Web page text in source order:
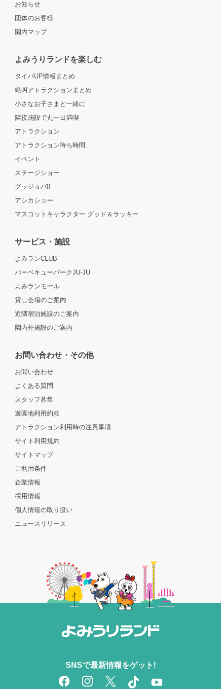
お知らせ
団体のお客様
園内マップ
よみうりランドを楽しむ
タイパUP情報まとめ
絶叫アトラクションまとめ
小さなお子さまと一緒に
隣接施設で丸一日満喫
アトラクション
アトラクション待ち時間
イベント
ステージショー
グッジョバ!!
アシカショー
マスコットキャラクター グッド＆ラッキー
サービス・施設
よみランCLUB
バーベキューパークJU-JU
よみランモール
貸し会場のご案内
近隣宿泊施設のご案内
園内外施設のご案内
お問い合わせ・その他
お問い合わせ
よくある質問
スタッフ募集
遊園地利用約款
アトラクション利用時の注意事項
サイト利用規約
サイトマップ
ご利用条件
企業情報
採用情報
個人情報の取り扱い
ニュースリリース
SNSで最新情報をゲット!